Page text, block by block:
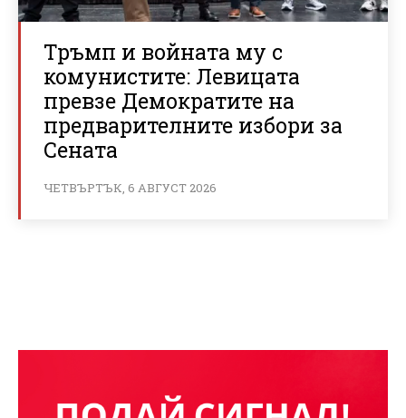
Тръмп и войната му с
комунистите: Левицата
превзе Демократите на
предварителните избори за
Сената
ЧЕТВЪРТЪК, 6 АВГУСТ 2026